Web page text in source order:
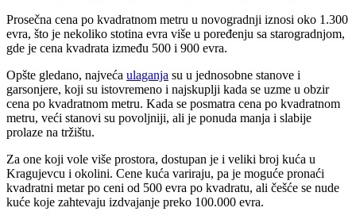
Prosečna cena po kvadratnom metru u novogradnji iznosi oko 1.300
evra, što je nekoliko stotina evra više u poređenju sa starogradnjom,
gde je cena kvadrata između 500 i 900 evra.
Opšte gledano, najveća ulaganja su u jednosobne stanove i
garsonjere, koji su istovremeno i najskuplji kada se uzme u obzir
cena po kvadratnom metru. Kada se posmatra cena po kvadratnom
metru, veći stanovi su povoljniji, ali je ponuda manja i slabije
prolaze na tržištu.
Za one koji vole više prostora, dostupan je i veliki broj kuća u
Kragujevcu i okolini. Cene kuća variraju, pa je moguće pronaći
kvadratni metar po ceni od 500 evra po kvadratu, ali češće se nude
kuće koje zahtevaju izdvajanje preko 100.000 evra.